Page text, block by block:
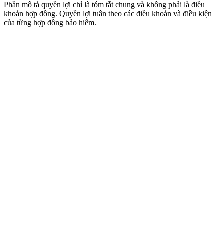
Phần mô tả quyền lợi chỉ là tóm tắt chung và không phải là điều
khoản hợp đồng. Quyền lợi tuân theo các điều khoản và điều kiện
của từng hợp đồng bảo hiểm.